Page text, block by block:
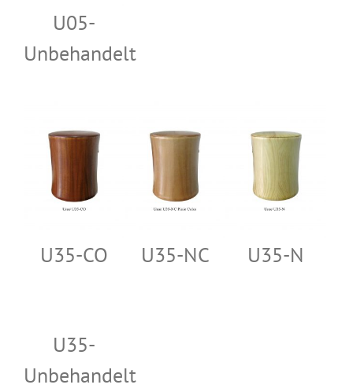
U05-
Unbehandelt
U35-CO U35-NC U35-N
U35-
Unbehandelt